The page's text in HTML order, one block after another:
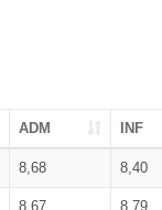
ADM INF
8,68 8,40
8,67 8,79